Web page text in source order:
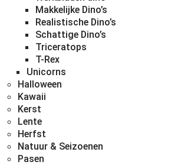
Makkelijke Dino’s
Realistische Dino’s
Schattige Dino’s
Triceratops
T-Rex
Unicorns
Halloween
Kawaii
Kerst
Lente
Herfst
Natuur & Seizoenen
Pasen